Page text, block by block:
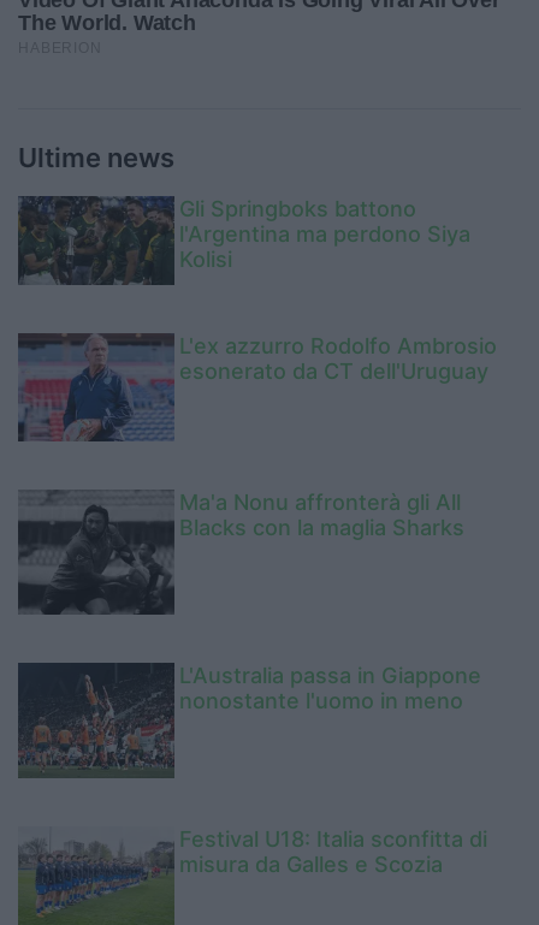
Ultime news
Gli Springboks battono
l'Argentina ma perdono Siya
Kolisi
L'ex azzurro Rodolfo Ambrosio
esonerato da CT dell'Uruguay
Ma'a Nonu affronterà gli All
Blacks con la maglia Sharks
L'Australia passa in Giappone
nonostante l'uomo in meno
Festival U18: Italia sconfitta di
misura da Galles e Scozia